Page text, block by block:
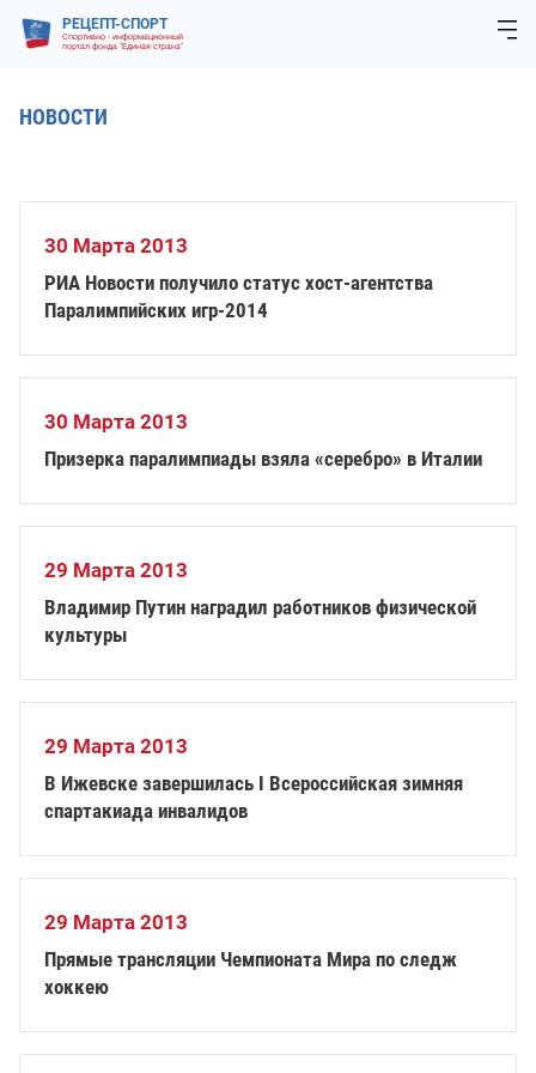
РЕЦЕПТ-СПОРТ
Спортивно - информационный
портал фонда "Единая страна"
НОВОСТИ
30 Марта 2013
РИА Новости получило статус хост-агентства
Паралимпийских игр-2014
30 Марта 2013
Призерка паралимпиады взяла «серебро» в Италии
29 Марта 2013
Владимир Путин наградил работников физической
культуры
29 Марта 2013
В Ижевске завершилась I Всероссийская зимняя
спартакиада инвалидов
29 Марта 2013
Прямые трансляции Чемпионата Мира по следж
хоккею